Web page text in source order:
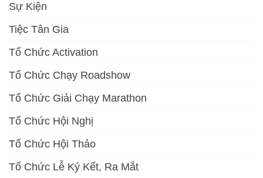
Sự Kiện
Tiệc Tân Gia
Tổ Chức Activation
Tổ Chức Chạy Roadshow
Tổ Chức Giải Chạy Marathon
Tổ Chức Hội Nghị
Tổ Chức Hội Thảo
Tổ Chức Lễ Ký Kết, Ra Mắt